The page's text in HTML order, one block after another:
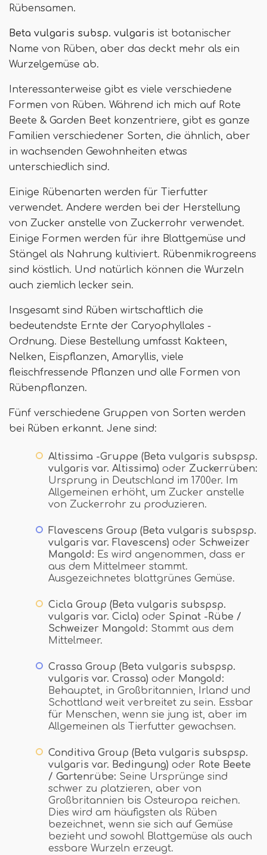
Rübensamen.
Beta vulgaris subsp. vulgaris ist botanischer
Name von Rüben, aber das deckt mehr als ein
Wurzelgemüse ab.
Interessanterweise gibt es viele verschiedene
Formen von Rüben. Während ich mich auf Rote
Beete & Garden Beet konzentriere, gibt es ganze
Familien verschiedener Sorten, die ähnlich, aber
in wachsenden Gewohnheiten etwas
unterschiedlich sind.
Einige Rübenarten werden für Tierfutter
verwendet. Andere werden bei der Herstellung
von Zucker anstelle von Zuckerrohr verwendet.
Einige Formen werden für ihre Blattgemüse und
Stängel als Nahrung kultiviert. Rübenmikrogreens
sind köstlich. Und natürlich können die Wurzeln
auch ziemlich lecker sein.
Insgesamt sind Rüben wirtschaftlich die
bedeutendste Ernte der Caryophyllales -
Ordnung. Diese Bestellung umfasst Kakteen,
Nelken, Eispflanzen, Amaryllis, viele
fleischfressende Pflanzen und alle Formen von
Rübenpflanzen.
Fünf verschiedene Gruppen von Sorten werden
bei Rüben erkannt. Jene sind:
Altissima -Gruppe (Beta vulgaris subspsp.
vulgaris var. Altissima) oder Zuckerrüben:
Ursprung in Deutschland im 1700er. Im
Allgemeinen erhöht, um Zucker anstelle
von Zuckerrohr zu produzieren.
Flavescens Group (Beta vulgaris subspsp.
vulgaris var. Flavescens) oder Schweizer
Mangold: Es wird angenommen, dass er
aus dem Mittelmeer stammt.
Ausgezeichnetes blattgrünes Gemüse.
Cicla Group (Beta vulgaris subspsp.
vulgaris var. Cicla) oder Spinat -Rübe /
Schweizer Mangold: Stammt aus dem
Mittelmeer.
Crassa Group (Beta vulgaris subspsp.
vulgaris var. Crassa) oder Mangold:
Behauptet, in Großbritannien, Irland und
Schottland weit verbreitet zu sein. Essbar
für Menschen, wenn sie jung ist, aber im
Allgemeinen als Tierfutter gewachsen.
Conditiva Group (Beta vulgaris subspsp.
vulgaris var. Bedingung) oder Rote Beete
/ Gartenrübe: Seine Ursprünge sind
schwer zu platzieren, aber von
Großbritannien bis Osteuropa reichen.
Dies wird am häufigsten als Rüben
bezeichnet, wenn sie sich auf Gemüse
bezieht und sowohl Blattgemüse als auch
essbare Wurzeln erzeugt.